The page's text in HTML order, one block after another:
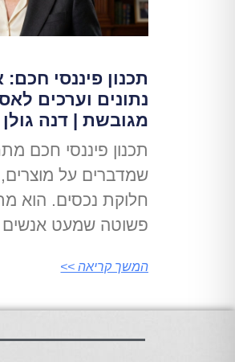
תכנון פיננסי
נתונים וערכים
מגובשת | דנה גולן
תכנון פיננסי חכם
שמדברים על
חלוקת נכסים. הוא
פשוטה שמעט
המשך קריאה >>